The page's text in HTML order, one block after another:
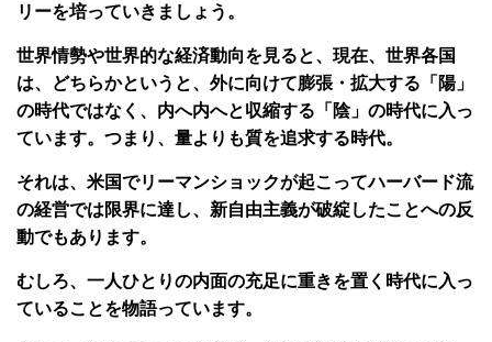
リーを培っていきましょう。
世界情勢や世界的な経済動向を見ると、現在、世界各国
は、どちらかというと、外に向けて膨張・拡大する「陽」
の時代ではなく、内へ内へと収縮する「陰」の時代に入っ
ています。つまり、量よりも質を追求する時代。
それは、米国でリーマンショックが起こってハーバード流
の経営では限界に達し、新自由主義が破綻したことへの反
動でもあります。
むしろ、一人ひとりの内面の充足に重きを置く時代に入っ
ていることを物語っています。